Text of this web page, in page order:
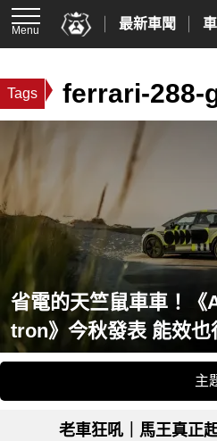
Menu 最新車聞
Tags ferrari-288-
省電的天竺鼠車車！《
tron》今秋發表 能效也
主
老車狂吼｜馬王真正